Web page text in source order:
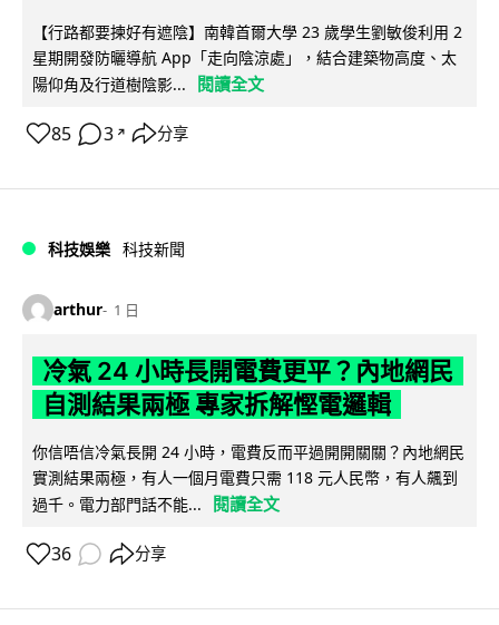
【行路都要揀好有遮陰】南韓首爾大學 23 歲學生劉敏俊利用 2
星期開發防曬導航 App「走向陰涼處」，結合建築物高度、太
陽仰角及行道樹陰影...
閱讀全文
85 3 ↗ 分享
科技娛樂 科技新聞
arthur 1 日
冷氣 24 小時長開電費更平？內地網民
自測結果兩極 專家拆解慳電邏輯
你信唔信冷氣長開 24 小時，電費反而平過開開關關？內地網民
實測結果兩極，有人一個月電費只需 118 元人民幣，有人飆到
過千。電力部門話不能...
閱讀全文
36 分享